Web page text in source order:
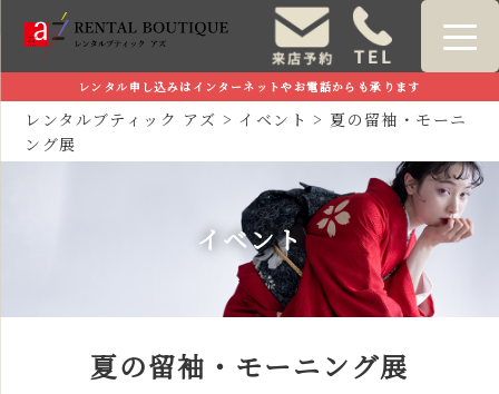
レンタル申し込みはインターネットやお電話からも承ります
レンタルブティック アズ > イベント > 夏の留袖・モーニ
ング展
イベント
夏の留袖・モーニング展